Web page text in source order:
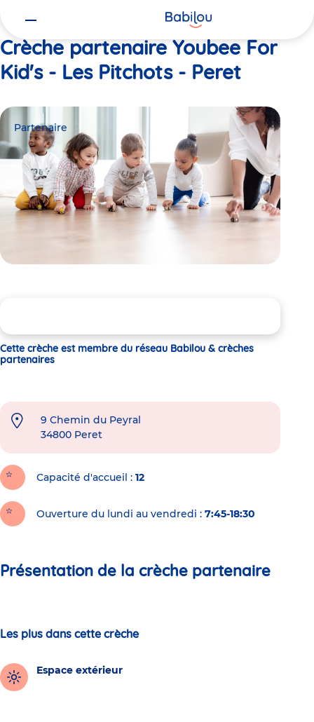
Crèche partenaire Youbee For
Kid's - Les Pitchots - Peret
Partenaire
Cette crèche est membre du réseau Babilou & crèches
partenaires
9 Chemin du Peyral
34800 Peret
Capacité d'accueil 12
Ouverture du lundi au vendredi : 7:45-18:30
Présentation de la crèche partenaire
Les plus dans cette crèche
Espace extérieur